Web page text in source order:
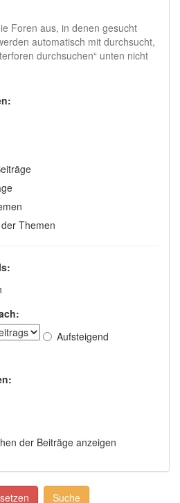
Foren aus, in denen gesucht
automatisch mit durchsucht,
durchsuchen“ unten nicht
Themen
Aufsteigend
der Beiträge anzeigen